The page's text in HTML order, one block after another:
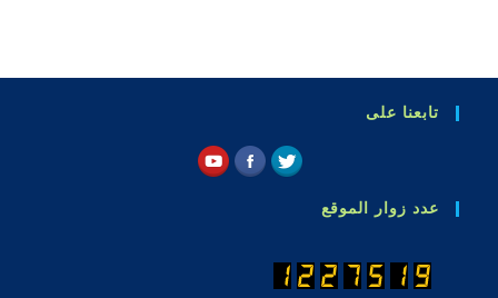
تابعنا على
عدد زوار الموقع